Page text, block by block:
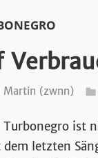
Martin (zwnn)
Turbonegro ist
letzten